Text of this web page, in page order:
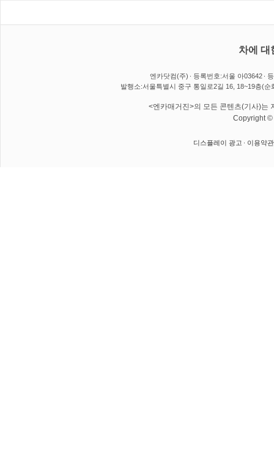
차에 대
엔카닷컴(주) 등록번호:서울 아03642
발행소:서울특별시 중구 통일로2길 16, 18~19층(순
<엔카매거진>의 모든 콘텐츠(기사)는
Copyright ©
디스플레이 광고 이용약관